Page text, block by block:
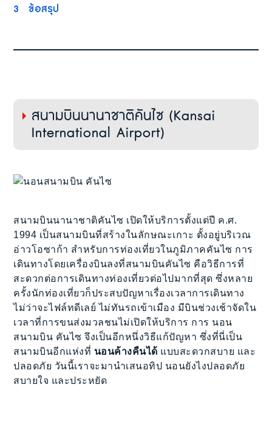
3 ข้อสรุป
สนามบินนานาชาติคันไซ (Kansai
International Airport)
สนามบินนานาชาติคันไซ เปิดให้บริการตั้งแต่ปี ค.ศ.
1994 เป็นสนามบินที่สร้างในลักษณะเกาะ ตั้งอยู่บริเวณ
อ่าวโอซาก้า สำหรับการท่องเที่ยวในภูมิภาคคันไซ การ
เดินทางโดยเครื่องบินลงที่สนามบินคันไซ คือวิธีการที่
สะดวกต่อการเดินทางท่องเที่ยวต่อไปมากที่สุด ซึ่งหลาย
ครั้งนักท่องเที่ยวก็ประสบปัญหาเรื่องเวลาการเดินทาง
ไม่ว่าจะไฟล์ทดีเลย์ ไม่ทันรถเข้าเมือง มีบินช่วงเช้าจัดใน
เวลาที่การขนส่งมวลชนไม่เปิดให้บริการ การ นอน
สนามบิน คันไซ จึงเป็นอีกหนึ่งวิธีแก้ปัญหา ซึ่งที่นี่เป็น
สนามบินอีกแห่งที่ นอนค้างคืนได้ แบบสะดวกสบาย และ
ปลอดภัย วันนี้เราจะมานำเสนอทิป นอนยังไงปลอดภัย
สบายใจ และประหยัด